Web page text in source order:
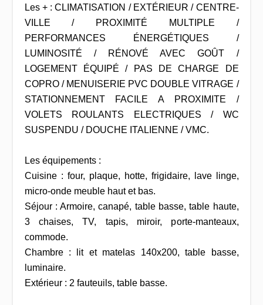
Les + : CLIMATISATION / EXTÉRIEUR / CENTRE-
VILLE / PROXIMITÉ MULTIPLE /
PERFORMANCES ÉNERGÉTIQUES /
LUMINOSITÉ / RÉNOVÉ AVEC GOÛT /
LOGEMENT ÉQUIPÉ / PAS DE CHARGE DE
COPRO / MENUISERIE PVC DOUBLE VITRAGE /
STATIONNEMENT FACILE A PROXIMITE /
VOLETS ROULANTS ELECTRIQUES / WC
SUSPENDU / DOUCHE ITALIENNE / VMC.
Les équipements :
Cuisine : four, plaque, hotte, frigidaire, lave linge,
micro-onde meuble haut et bas.
Séjour : Armoire, canapé, table basse, table haute,
3 chaises, TV, tapis, miroir, porte-manteaux,
commode.
Chambre : lit et matelas 140x200, table basse,
luminaire.
Extérieur : 2 fauteuils, table basse.